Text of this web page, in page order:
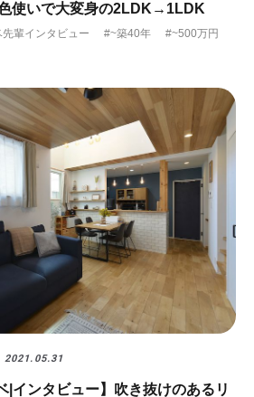
使いで大変身の2LDK→1LDK
輩インタビュー #~築40年
#~500万円
2021.05.31
|インタビュー】吹き抜けのあるリ